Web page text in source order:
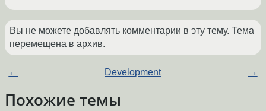
Вы не можете добавлять комментарии в эту тему. Тема
перемещена в архив.
← Development →
Похожие темы